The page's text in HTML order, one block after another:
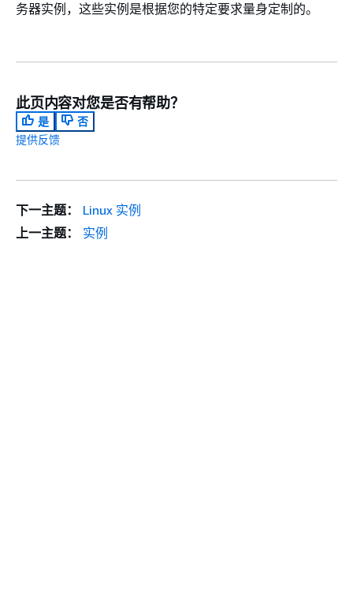
务器实例，这些实例是根据您的特定要求量身定制的。
此页内容对您是否有帮助？
是
否
提供反馈
下一主题：
Linux 实例
上一主题：
实例